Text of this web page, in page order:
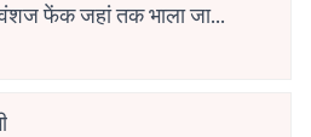
वंशज फेंक जहां तक भाला जाए: